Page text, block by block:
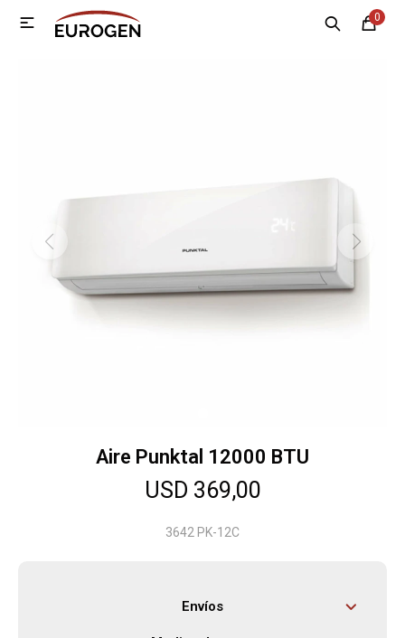
0

Aire Punktal 12000 BTU
USD 369,00
3642 PK-12C
Envíos
MI CUENTA
Climatización
Herramientas